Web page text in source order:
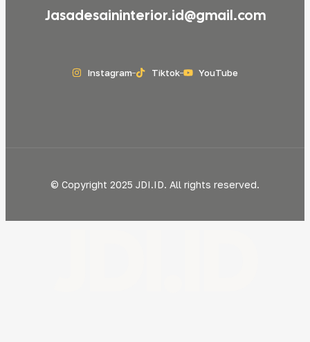
Jasadesaininterior.id@gmail.com
Instagram Tiktok YouTube
© Copyright 2025 JDI.ID. All rights reserved.